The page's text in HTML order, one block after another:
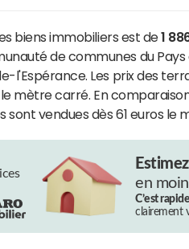
biens immobiliers est de1
de communes du
l'Espérance. Les prix des
le mètre carré. En
sont vendues dès 61 euros le
en
C’est
clairement